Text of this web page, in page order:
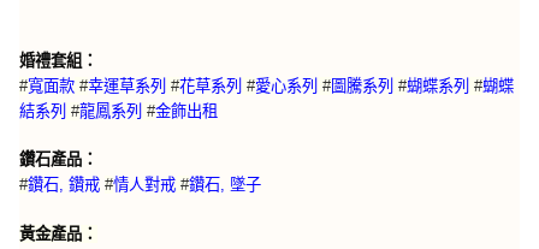
婚禮套組：
#寬面款 #幸運草系列 #花草系列 #愛心系列 #圖騰系列 #蝴蝶系列 #蝴蝶
結系列 #龍鳳系列 #金飾出租
鑽石產品：
#鑽石, 鑽戒 #情人對戒 #鑽石, 墜子
黃金產品：